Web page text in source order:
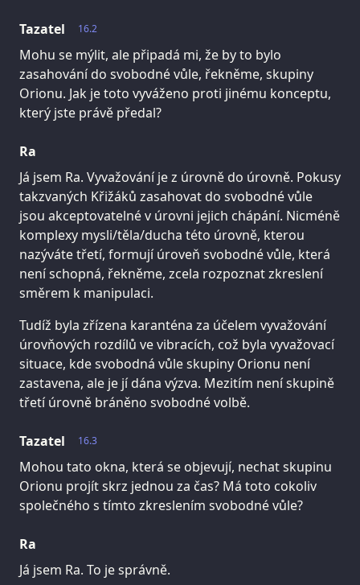
16.2
Tazatel
Mohu se mýlit, ale připadá mi, že by to bylo
zasahování do svobodné vůle, řekněme, skupiny
Orionu. Jak je toto vyváženo proti jinému konceptu,
který jste právě předal?
Ra
Já jsem Ra. Vyvažování je z úrovně do úrovně. Pokusy
takzvaných Křižáků zasahovat do svobodné vůle
jsou akceptovatelné v úrovni jejich chápání. Nicméně
komplexy mysli/těla/ducha této úrovně, kterou
nazýváte třetí, formují úroveň svobodné vůle, která
není schopná, řekněme, zcela rozpoznat zkreslení
směrem k manipulaci.
Tudíž byla zřízena karanténa za účelem vyvažování
úrovňových rozdílů ve vibracích, což byla vyvažovací
situace, kde svobodná vůle skupiny Orionu není
zastavena, ale je jí dána výzva. Mezitím není skupině
třetí úrovně bráněno svobodné volbě.
16.3
Tazatel
Mohou tato okna, která se objevují, nechat skupinu
Orionu projít skrz jednou za čas? Má toto cokoliv
společného s tímto zkreslením svobodné vůle?
Ra
Já jsem Ra. To je správně.